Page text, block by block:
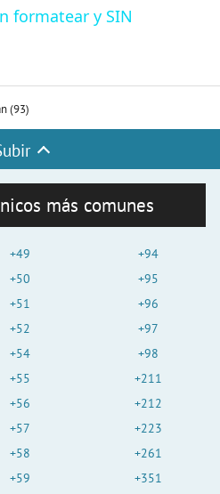
a
V
i
d
e
o
formatear y SIN
(93)
más comunes
+49
+50
+51
+52
+54
+55
+56
+57
+58
+59
+94
+95
+96
+97
+98
+211
+212
+223
+261
+351